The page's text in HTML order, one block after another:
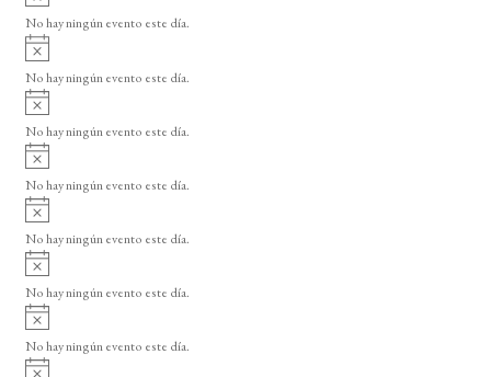
o
v
i
o
No hay ningún evento este día.
A
v
i
o
No hay ningún evento este día.
A
v
i
o
No hay ningún evento este día.
A
v
i
o
No hay ningún evento este día.
A
v
i
o
No hay ningún evento este día.
A
v
i
o
No hay ningún evento este día.
A
v
i
No hay ningún evento este día.
A